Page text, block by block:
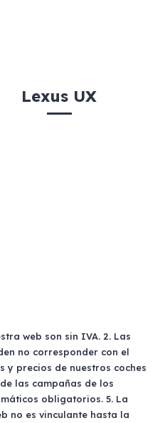
Lexus UX
web son sin IVA. 2. Las
no corresponder con el
y precios de nuestros coches
las campañas de los
obligatorios. 5. La
no es vinculante hasta la